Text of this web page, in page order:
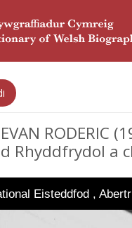
RODERIC
Rhyddfrydol a
Eisteddfod ,